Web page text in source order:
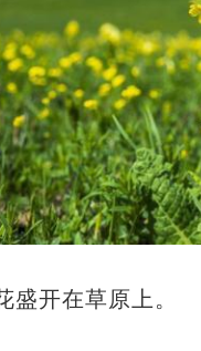
盛开在草原上